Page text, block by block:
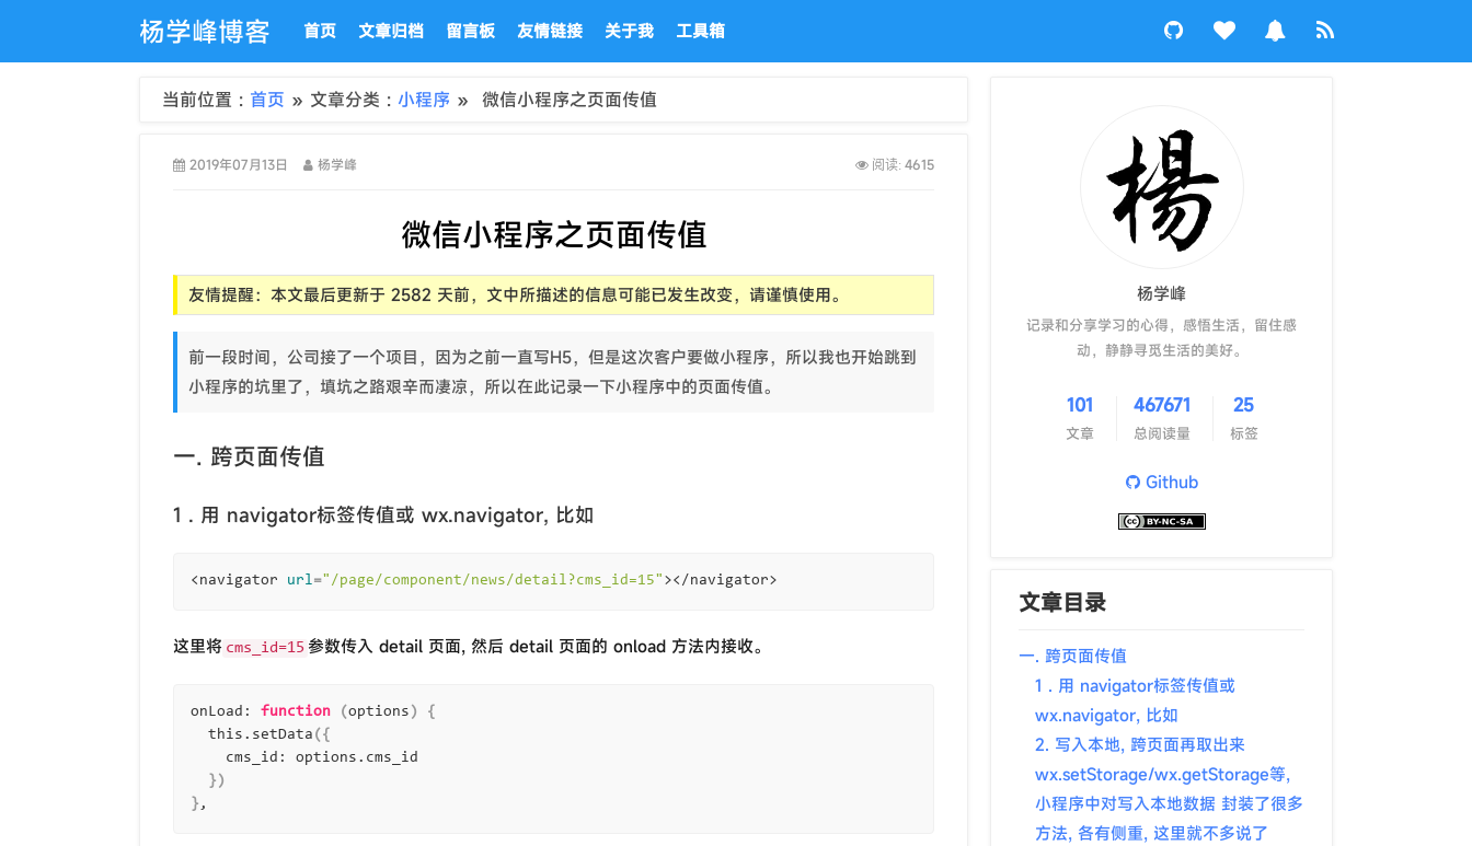
杨学峰博客 首页 文章归档 留言板 友情链接 关于我 工具箱
当前位置 : 首页 » 文章分类 : 小程序 » 微信小程序之页面传值
2019年07月13日 杨学峰 阅读: 4615
微信小程序之页面传值
友情提醒：本文最后更新于 2582 天前，文中所描述的信息可能已发生改变，请谨慎使用。
前一段时间，公司接了一个项目，因为之前一直写H5，但是这次客户要做小程序，所以我也开始跳到
小程序的坑里了，填坑之路艰辛而凄凉，所以在此记录一下小程序中的页面传值。
一. 跨页面传值
1 . 用 navigator标签传值或 wx.navigator, 比如
<navigator url="/page/component/news/detail?cms_id=15"
这里将 cms_id=15 参数传入 detail 页面, 然后 detail 页面的 onload 方法内接收。
onLoad: function (options )
{
  this.setData
({
})
}
杨学峰
记录和分享学习的心得，感悟生活，留住感
动，静静寻觅生活的美好。
101
文章
467671
总阅读量
25
标签
Github
文章目录
一. 跨页面传值
1 . 用 navigator标签传值或
wx.navigator, 比如
2. 写入本地, 跨页面再取出来
wx.setStorage/wx.getStorage等,
小程序中对写入本地数据 封装了很多
方法, 各有侧重, 这里就不多说了